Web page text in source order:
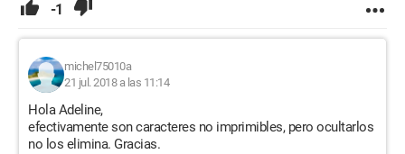
-1
michel75010a
21 jul. 2018 a las 11:14
Hola Adeline,
efectivamente son caracteres no imprimibles, pero ocultarlos
no los elimina. Gracias.